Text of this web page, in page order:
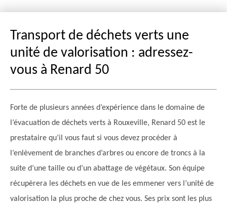
Transport de déchets verts une
unité de valorisation : adressez-
vous à Renard 50
Forte de plusieurs années d’expérience dans le domaine de
l’évacuation de déchets verts à Rouxeville, Renard 50 est le
prestataire qu’il vous faut si vous devez procéder à
l’enlèvement de branches d’arbres ou encore de troncs à la
suite d’une taille ou d’un abattage de végétaux. Son équipe
récupèrera les déchets en vue de les emmener vers l’unité de
valorisation la plus proche de chez vous. Ses prix sont les plus